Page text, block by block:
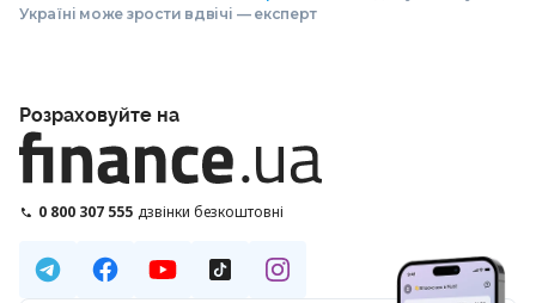
Україні може зрости вдвічі — експерт
Розраховуйте на
0 800 307 555 дзвінки безкоштовні